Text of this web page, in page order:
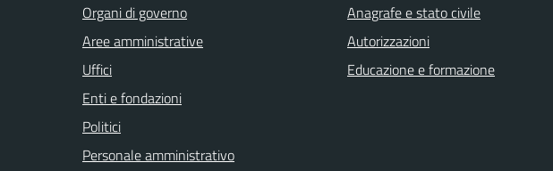
Organi di governo
Aree amministrative
Uffici
Enti e fondazioni
Politici
Personale amministrativo
Anagrafe e stato civile
Autorizzazioni
Educazione e formazione